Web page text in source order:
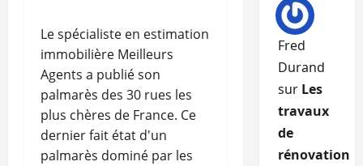
Le spécialiste en estimation
immobilière Meilleurs
Agents a publié son
palmarès des 30 rues les
plus chères de France. Ce
dernier fait état d'un
palmarès dominé par les
Fred
Durand
sur Les
travaux
de
rénovation